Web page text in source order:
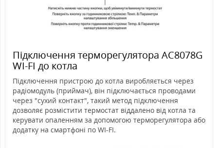
Підключення терморегулятора AC8078G
WI-FI до котла
Підключення пристрою до котла виробляється через
радіомодуль (приймач), він підключається проводами
через "сухий контакт", такий метод підключення
дозволяє розмістити термостат віддалено від котла та
керувати опаленням за допомогою терморегулятора або
додатку на смартфоні по WI-FI.